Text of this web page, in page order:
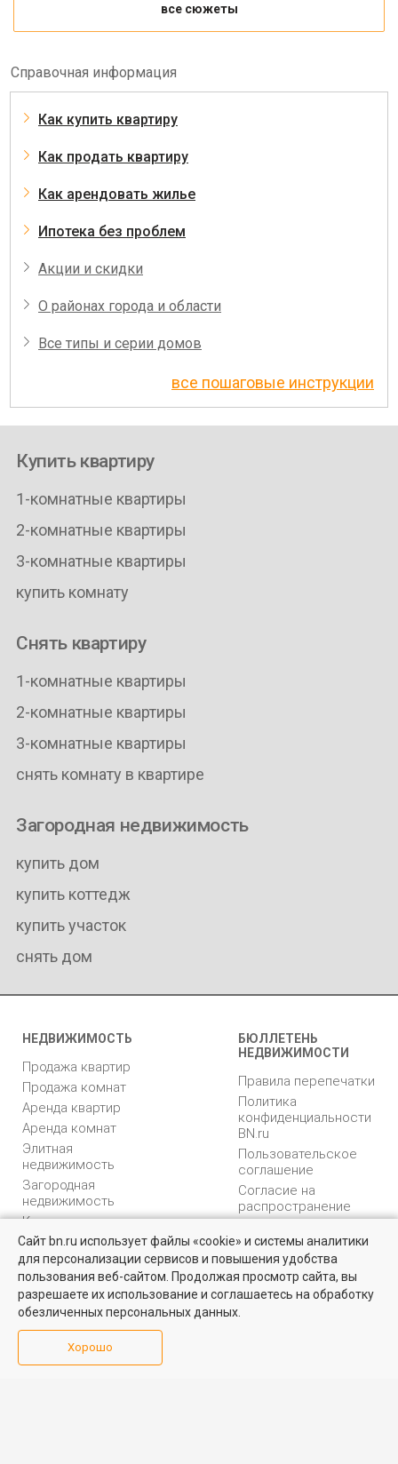
все сюжеты
Справочная информация
Как купить квартиру
Как продать квартиру
Как арендовать жилье
Ипотека без проблем
Акции и скидки
О районах города и области
Все типы и серии домов
все пошаговые инструкции
Купить квартиру
1-комнатные квартиры
2-комнатные квартиры
3-комнатные квартиры
купить комнату
Снять квартиру
1-комнатные квартиры
2-комнатные квартиры
3-комнатные квартиры
снять комнату в квартире
Загородная недвижимость
купить дом
купить коттедж
купить участок
снять дом
НЕДВИЖИМОСТЬ
Продажа квартир
Продажа комнат
Аренда квартир
Аренда комнат
Элитная
недвижимость
Загородная
недвижимость
Коммерческая
недвижимость
БЮЛЛЕТЕНЬ
НЕДВИЖИМОСТИ
Правила перепечатки
Политика
конфиденциальности
BN.ru
Пользовательское
соглашение
Согласие на
распространение
персональных данных
Карта сайта
Медийная реклама
PR продвижение
Аналитика
недвижимости
Сайт bn.ru использует файлы «cookie» и системы аналитики
для персонализации сервисов и повышения удобства
пользования веб-сайтом. Продолжая просмотр сайта, вы
разрешаете их использование и соглашаетесь на обработку
обезличенных персональных данных.
Хорошо